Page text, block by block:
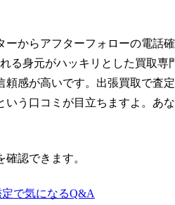
からアフターフォローの電話
る身元がハッキリとした買取
感が高いです。出張買取で査
う口コミが目立ちますよ。あ
認できます。
で気になるQ&A